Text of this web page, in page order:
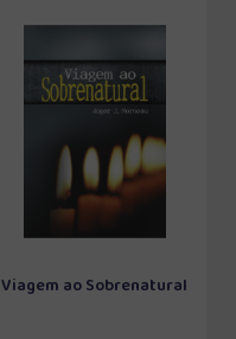
Viagem ao Sobrenatural